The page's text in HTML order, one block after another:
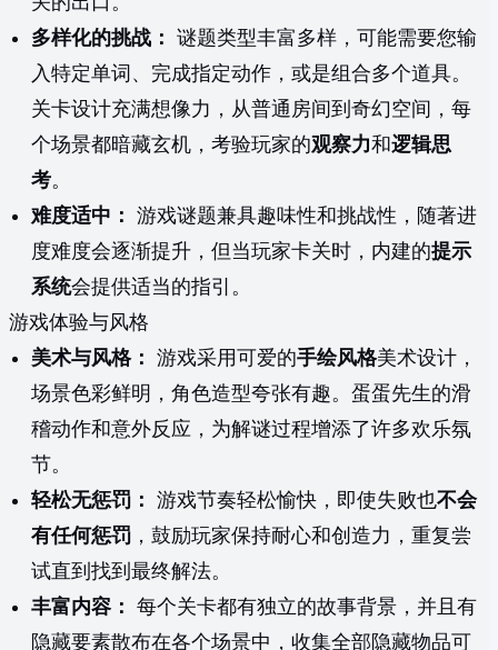
多样化的挑战： 谜题类型丰富多样，可能需要您输
入特定单词、完成指定动作，或是组合多个道具。
关卡设计充满想像力，从普通房间到奇幻空间，每
个场景都暗藏玄机，考验玩家的观察力和逻辑思
考。
难度适中： 游戏谜题兼具趣味性和挑战性，随著进
度难度会逐渐提升，但当玩家卡关时，内建的提示
系统会提供适当的指引。
游戏体验与风格
美术与风格： 游戏采用可爱的手绘风格美术设计，
场景色彩鲜明，角色造型夸张有趣。蛋蛋先生的滑
稽动作和意外反应，为解谜过程增添了许多欢乐氛
节。
轻松无惩罚： 游戏节奏轻松愉快，即使失败也不会
有任何惩罚 ，鼓励玩家保持耐心和创造力，重复尝
试直到找到最终解法。
丰富内容： 每个关卡都有独立的故事背景，并且有
隐藏要素散布在各个场景中，收集全部隐藏物品可